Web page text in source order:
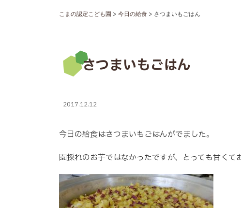
こまの認定こども園 > 今日の給食 > さつまいもごはん
さつまいもごはん
2017.12.12
今日の給食はさつまいもごはんがでました。
園採れのお芋ではなかったですが、とっても甘くて